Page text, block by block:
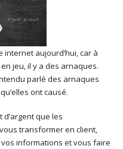
aujourd’hui, car à
jeu, il y a des arnaques.
parlé des arnaques
ont causé.
que les
transformer en client,
informations et vous faire